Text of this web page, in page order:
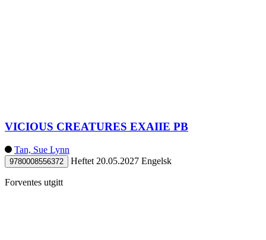
VICIOUS CREATURES EXAIIE PB
Tan, Sue Lynn
9780008556372 Heftet 20.05.2027 Engelsk
Forventes utgitt